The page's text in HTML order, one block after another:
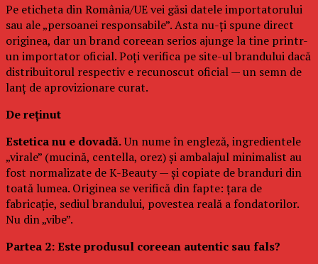
Pe eticheta din România/UE vei găsi datele importatorului
sau ale „persoanei responsabile”. Asta nu-ți spune direct
originea, dar un brand coreean serios ajunge la tine printr-
un importator oficial. Poți verifica pe site-ul brandului dacă
distribuitorul respectiv e recunoscut oficial — un semn de
lanț de aprovizionare curat.
De reținut
Estetica nu e dovadă.Un nume în engleză, ingredientele
„virale” (mucină, centella, orez) și ambalajul minimalist au
fost normalizate de K-Beauty — și copiate de branduri din
toată lumea. Originea se verifică din fapte: țara de
fabricație, sediul brandului, povestea reală a fondatorilor.
Nu din „vibe”.
Partea 2: Este produsul coreean autentic sau fals?